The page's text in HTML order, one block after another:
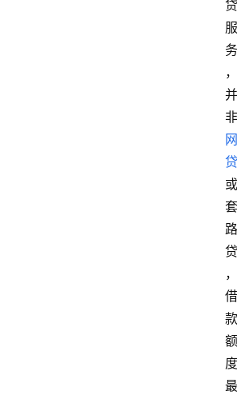
贷
服
务
，
并
非
网
贷
或
套
路
贷
，
借
款
额
度
最